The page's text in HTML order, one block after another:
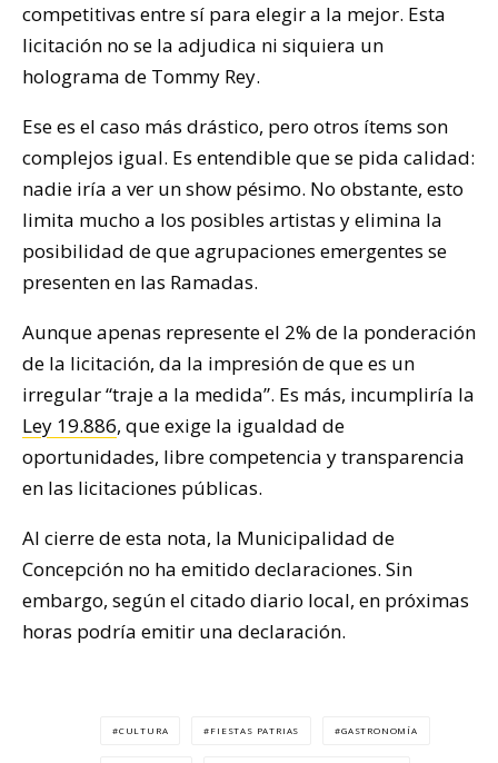
competitivas entre sí para elegir a la mejor. Esta
licitación no se la adjudica ni siquiera un
holograma de Tommy Rey.
Ese es el caso más drástico, pero otros ítems son
complejos igual. Es entendible que se pida calidad:
nadie iría a ver un show pésimo. No obstante, esto
limita mucho a los posibles artistas y elimina la
posibilidad de que agrupaciones emergentes se
presenten en las Ramadas.
Aunque apenas represente el 2% de la ponderación
de la licitación, da la impresión de que es un
irregular “traje a la medida”. Es más, incumpliría la
Ley 19.886, que exige la igualdad de
oportunidades, libre competencia y transparencia
en las licitaciones públicas.
Al cierre de esta nota, la Municipalidad de
Concepción no ha emitido declaraciones. Sin
embargo, según el citado diario local, en próximas
horas podría emitir una declaración.
CULTURA FIESTAS PATRIAS GASTRONOMÍA